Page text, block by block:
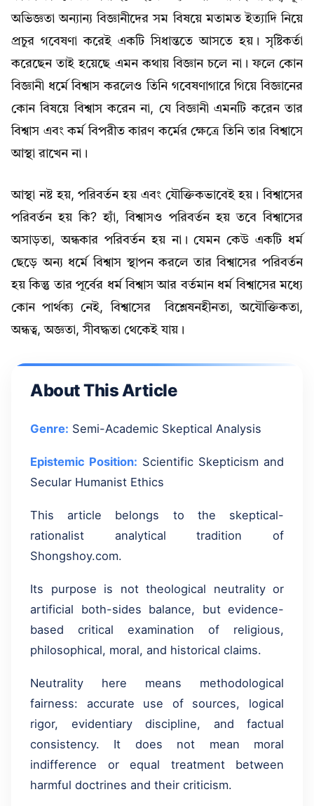
অভিজ্ঞতা অন্যান্য বিজ্ঞানীদের সম বিষয়ে মতামত ইত্যাদি নিয়ে
প্রচুর গবেষণা করেই একটি সিধান্ততে আসতে হয়। সৃষ্টিকর্তা
করেছেন তাই হয়েছে এমন কথায় বিজ্ঞান চলে না। ফলে কোন
বিজ্ঞানী ধর্মে বিশ্বাস করলেও তিনি গবেষণাগারে গিয়ে বিজ্ঞানের
কোন বিষয়ে বিশ্বাস করেন না, যে বিজ্ঞানী এমনটি করেন তার
বিশ্বাস এবং কর্ম বিপরীত কারণ কর্মের ক্ষেত্রে তিনি তার বিশ্বাসে
আস্থা রাখেন না।
আস্থা নষ্ট হয়, পরিবর্তন হয় এবং যৌক্তিকভাবেই হয়। বিশ্বাসের
পরিবর্তন হয় কি? হ্যাঁ, বিশ্বাসও পরিবর্তন হয় তবে বিশ্বাসের
অসাড়তা, অন্ধকার পরিবর্তন হয় না। যেমন কেউ একটি ধর্ম
ছেড়ে অন্য ধর্মে বিশ্বাস স্থাপন করলে তার বিশ্বাসের পরিবর্তন
হয় কিন্তু তার পূর্বের ধর্ম বিশ্বাস আর বর্তমান ধর্ম বিশ্বাসের মধ্যে
কোন পার্থক্য নেই, বিশ্বাসের বিশ্লেষনহীনতা, অযৌক্তিকতা,
অন্ধত্ব, অজ্ঞতা, সীবদ্ধতা থেকেই যায়।
About This Article
Genre: Semi-Academic Skeptical Analysis
Epistemic Position: Scientific Skepticism and
Secular Humanist Ethics
This article belongs to the skeptical-
rationalist analytical tradition of
Shongshoy.com.
Its purpose is not theological neutrality or
artificial both-sides balance, but evidence-
based critical examination of religious,
philosophical, moral, and historical claims.
Neutrality here means methodological
fairness: accurate use of sources, logical
rigor, evidentiary discipline, and factual
consistency. It does not mean moral
indifference or equal treatment between
harmful doctrines and their criticism.